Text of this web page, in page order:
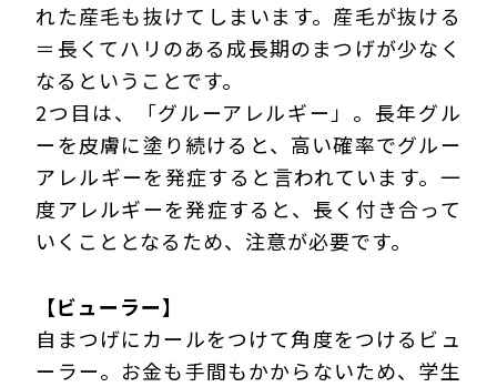
れた産毛も抜けてしまいます。産毛が抜ける
＝長くてハリのある成長期のまつげが少なく
なるということです。
2つ目は、「グルーアレルギー」。長年グル
ーを皮膚に塗り続けると、高い確率でグルー
アレルギーを発症すると言われています。一
度アレルギーを発症すると、長く付き合って
いくこととなるため、注意が必要です。
【ビューラー】
自まつげにカールをつけて角度をつけるビュ
ーラー。お金も手間もかからないため、学生